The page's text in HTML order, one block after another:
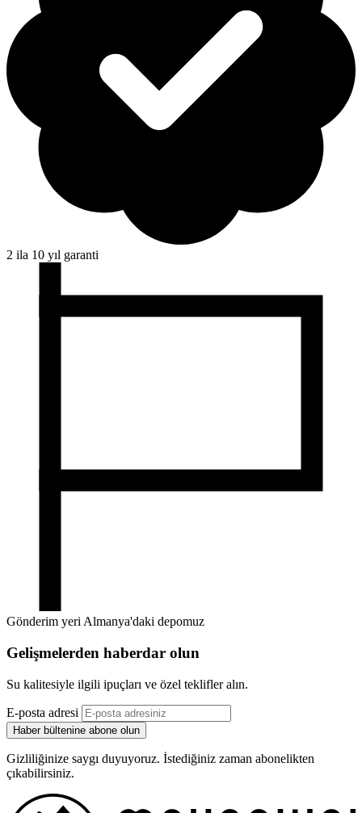
2 ila 10 yıl garanti
Gönderim yeri Almanya'daki depomuz
Gelişmelerden haberdar olun
Su kalitesiyle ilgili ipuçları ve özel teklifler alın.
E-posta adresi
Haber bültenine abone olun
Gizliliğinize saygı duyuyoruz. İstediğiniz zaman abonelikten
çıkabilirsiniz.